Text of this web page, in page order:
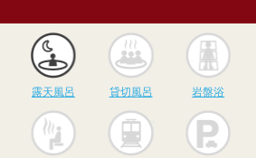
かけ流し 露天風呂
露天風呂
貸切風呂
貸切風呂 岩盤浴
サウナ